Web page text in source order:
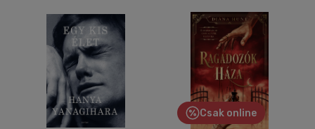
Csak online